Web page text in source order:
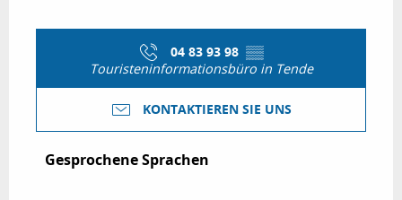
04 83 93 98 ▒▒
Touristeninformationsbüro in Tende
KONTAKTIEREN SIE UNS
Gesprochene Sprachen
Gesprochene Sprachen